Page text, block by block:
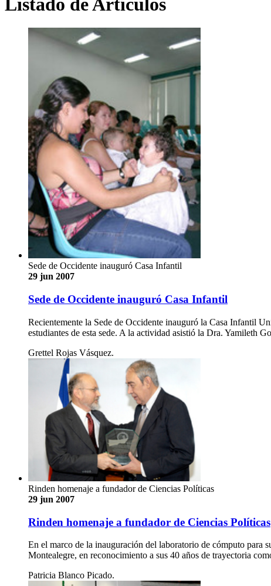
Sede de Occidente inauguró Casa Infantil
29 jun 2007
Sede de Occidente inauguró Casa Infantil
Recientemente la Sede de Occidente inauguró la Casa Infantil
estudiantes de esta sede. A la actividad asistió la Dra. Yamileth
Grettel Rojas Vásquez.
Rinden homenaje a fundador de Ciencias Políticas
29 jun 2007
Rinden homenaje a fundador de Ciencias Políticas
En el marco de la inauguración del laboratorio de cómputo para
Montealegre, en reconocimiento a sus 40 años de trayectoria
Patricia Blanco Picado.